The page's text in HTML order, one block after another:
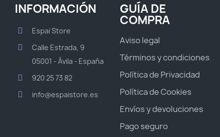
INFORMACIÓN
Espai Store
Calle Estrada, 9
05001 - Ávila - España
920 25 73 82
info@espaistore.es
GUÍA DE
COMPRA
Aviso legal
Términos y condiciones
Política de Privacidad
Política de Cookies
Envíos y devoluciones
Pago seguro